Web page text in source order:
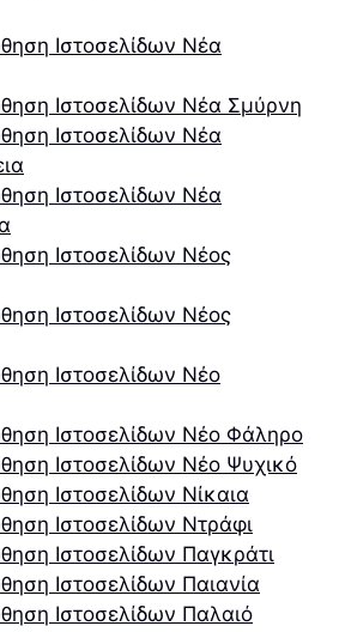
Ιστοσελίδων Νέα
Ιστοσελίδων Νέα Σμύρνη
Ιστοσελίδων Νέα
Ιστοσελίδων Νέα
Ιστοσελίδων Νέος
Ιστοσελίδων Νέος
Ιστοσελίδων Νέο
Ιστοσελίδων Νέο Φάληρο
Ιστοσελίδων Νέο Ψυχικό
Ιστοσελίδων Νίκαια
Ιστοσελίδων Ντράφι
Ιστοσελίδων Παγκράτι
Ιστοσελίδων Παιανία
Ιστοσελίδων Παλαιό